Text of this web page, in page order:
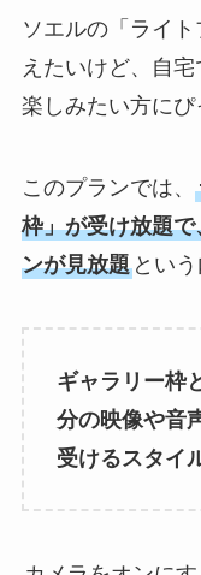
ソエルの「ライ
えたいけど、自
楽しみたい方にぴ
このプランでは、
枠」が受け放題
ンが見放題という
ギャラリー枠
分の映像や音
受けるスタイ